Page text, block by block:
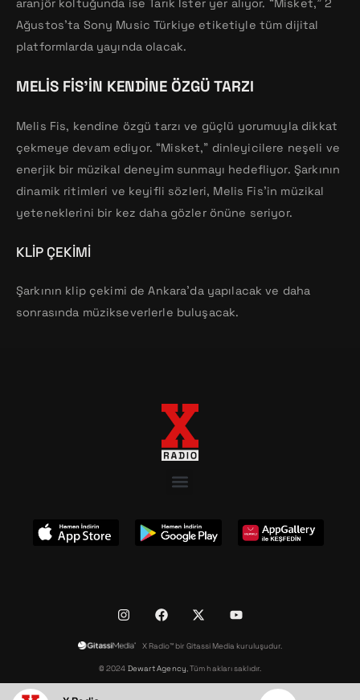
aranjör koltuğunda ise Tarık İster yer alıyor. “Misket,” 2
Ağustos’ta Sony Music Türkiye etiketiyle tüm dijital
platformlarda yayında olacak.
MELIS FIS’IN KENDINE ÖZGÜ TARZI
Melis Fis, kendine özgü tarzı ve güçlü yorumuyla dikkat
çekmeye devam ediyor. “Misket,” dinleyicilere neşeli ve
enerjik bir müzikal deneyim sunmayı hedefliyor. Şarkının
dinamik ritimleri ve keyifli sözleri, Melis Fis’in müzikal
yeteneklerini bir kez daha gözler önüne seriyor.
KLIP ÇEKIMI
Şarkının klip çekimi de Ankara’da yapılacak ve daha
sonrasında müzikseverlerle buluşacak.
X Radio™ bir Gitassi Media kuruluşudur.
© 2024 Dewart Agency, Tüm hakları saklıdır.